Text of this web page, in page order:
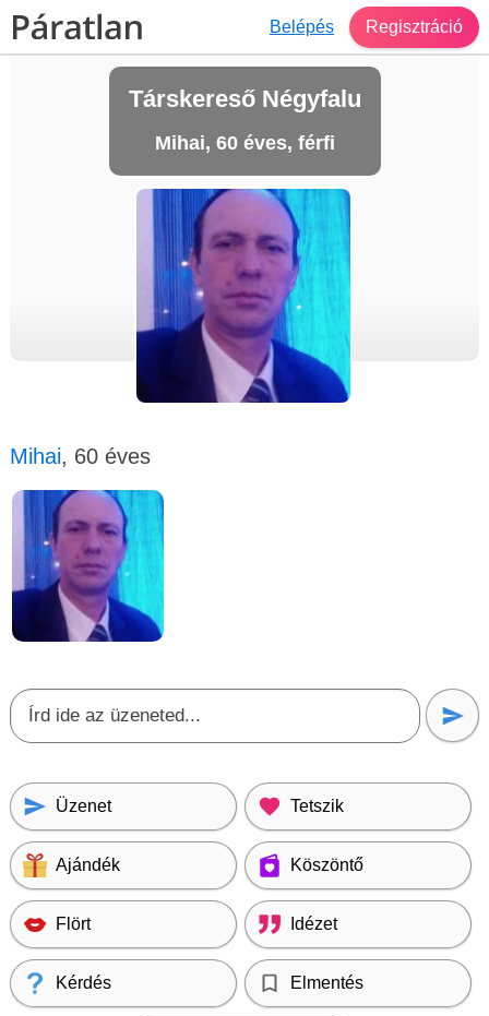
Belépés Regisztráció
Társkereső Négyfalu
Mihai, 60 éves, férfi
Mihai, 60 éves
Üzenet Tetszik
Ajándék Köszöntő
Flört Idézet
Kérdés Elmentés